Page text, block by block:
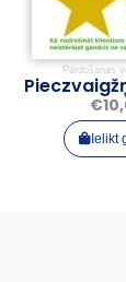
Pārdošanas
€
Ielikt